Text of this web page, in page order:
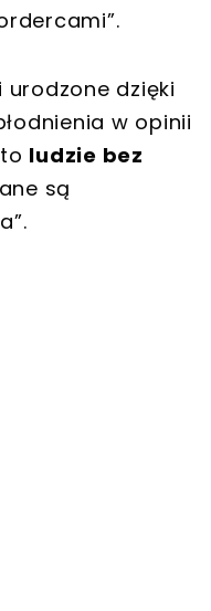
urodzone dzięki
w opinii
ludzie bez
są